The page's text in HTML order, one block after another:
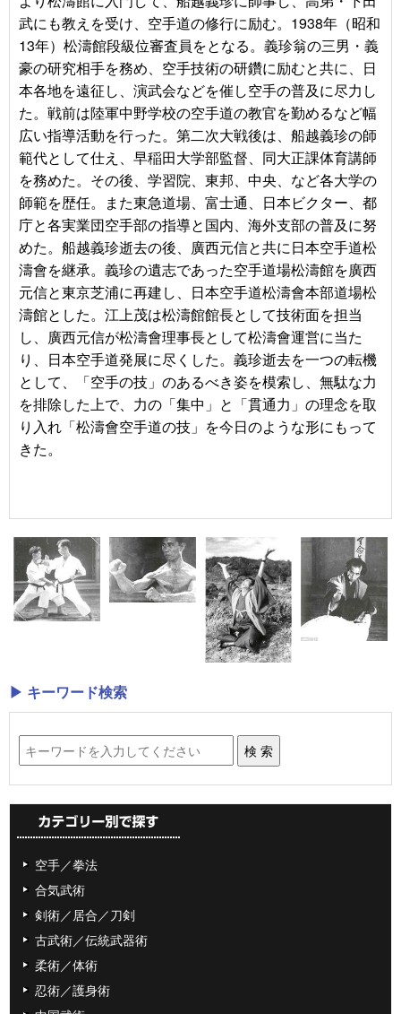
武にも教えを受け、空手道の修行に励む。1938年（昭和
13年）松濤館段級位審査員をとなる。義珍翁の三男・義
豪の研究相手を務め、空手技術の研鑽に励むと共に、日
本各地を遠征し、演武会などを催し空手の普及に尽力し
た。 戦前は陸軍中野学校の空手道の教官を勤めるなど幅
広い指導活動を行った。第二次大戦後は、船越義珍の師
範代として仕え、早稲田大学部監督、同大正課体育講師
を務めた。その後、学習院、東邦、中央、など各大学の
師範を歴任。また東急道場、富士通、日本ビクター、都
庁と各実業団空手部の指導と国内、海外支部の普及に努
めた。 船越義珍逝去の後、廣西元信と共に日本空手道松
濤會を継承。 義珍の遺志であった空手道場松濤館を廣西
元信と東京芝浦に再建し、日本空手道松濤會本部道場松
濤館とした。 江上茂は松濤館館長として技術面を担当
し、廣西元信が松濤會理事長として松濤會運営に当た
り、日本空手道発展に尽くした。 義珍逝去を一つの転機
として、「空手の技」のあるべき姿を模索し、無駄な力
を排除した上で、力の「集中」と「貫通力」の理念を取
り入れ「松濤會空手道の技」を今日のような形にもって
きた。
▶ キーワード検索
空手／拳法
合気武術
剣術／居合／刀剣
古武術／伝統武器術
柔術／体術
忍術／護身術